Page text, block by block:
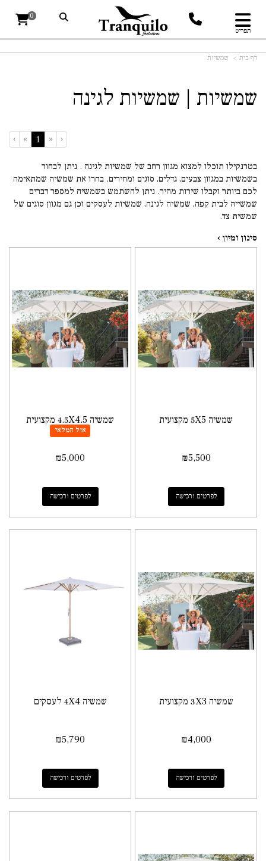
תפריט
0
דף בית שמשיות
שמשיות | שמשיות לגינה
‹
«
1
(current)
»
›
בטרנקילו תוכלו למצוא מגוון רחב של שמשיות לגינה . ניתן לבחור
בשמשיות במגוון צבעים, גדלים, סוגים ומחירים. בחרו את שמשיה שמתאימה
לכם ביותר וקבלו שירות מהיר. ניתן להשתמש בשמשיה למספר דברים
שמשייה לבית קפה, שמשיה לגינה, שמשיות לעסקים וכן גם מגוון סוגים של
שמשית צד.
סינון ומיון ›
שמשיה 5X5 מקצועית
₪5,500
לפרטים ורכישה
שמשיה 4.5X4.5 מקצועית
אזל המלאי
₪5,000
לפרטים ורכישה
שמשיה 3X3 מקצועית
₪4,000
לפרטים ורכישה
שמשיה 4X4 לעסקים
₪5,790
לפרטים ורכישה